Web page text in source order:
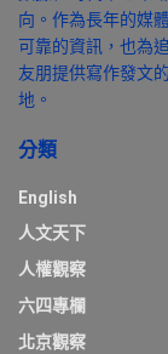
向。作為長年的媒
可靠的資訊，也為
友朋提供寫作發文
地。
分類
English
人文天下
人權觀察
六四專欄
北京觀察